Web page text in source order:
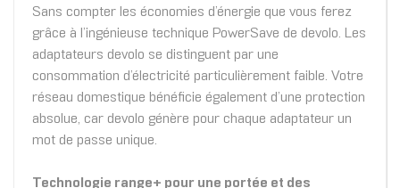
Sans compter les économies d’énergie que vous ferez
grâce à l’ingénieuse technique PowerSave de devolo. Les
adaptateurs devolo se distinguent par une
consommation d’électricité particulièrement faible. Votre
réseau domestique bénéficie également d’une protection
absolue, car devolo génère pour chaque adaptateur un
mot de passe unique.
Technologie range+ pour une portée et des